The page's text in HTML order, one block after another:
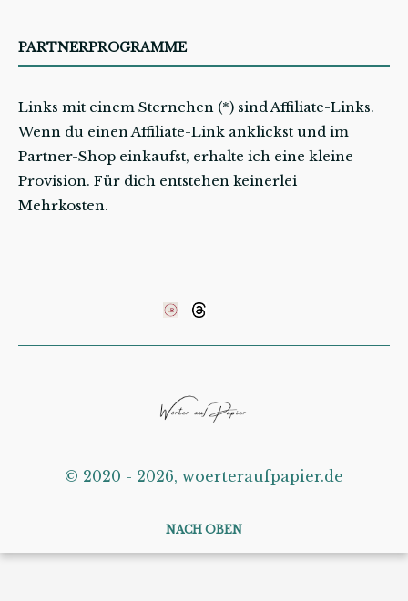
PARTNERPROGRAMME
Links mit einem Sternchen (*) sind Affiliate-Links.
Wenn du einen Affiliate-Link anklickst und im
Partner-Shop einkaufst, erhalte ich eine kleine
Provision. Für dich entstehen keinerlei
Mehrkosten.
©️ 2020 - 2026, woerteraufpapier.de
NACH OBEN